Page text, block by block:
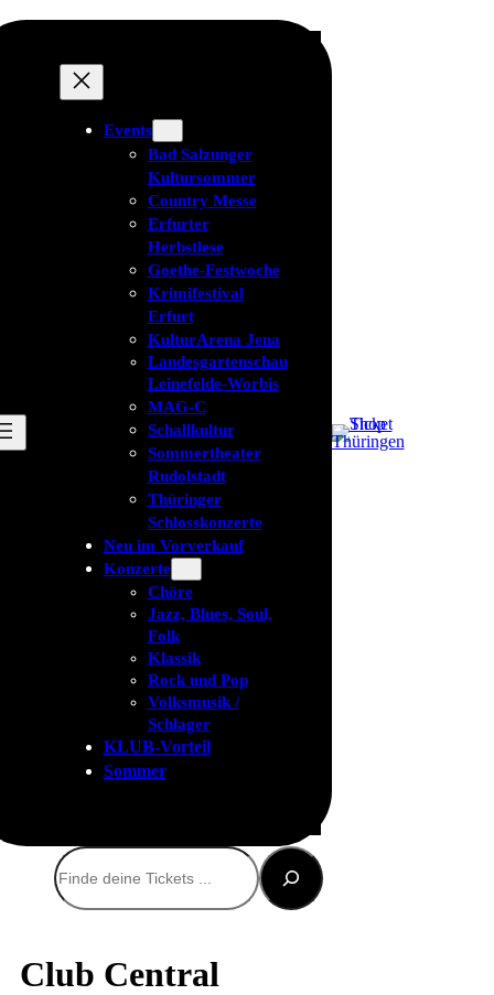
Events
Bad Salzunger
Kultursommer
Country Messe
Erfurter
Herbstlese
Goethe-Festwoche
Krimifestival
Erfurt
KulturArena Jena
Landesgartenschau
Leinefelde-Worbis
MAG-C
Schallkultur
Sommertheater
Rudolstadt
Thüringer
Schlosskonzerte
Neu im Vorverkauf
Konzerte
Chöre
Jazz, Blues, Soul,
Folk
Klassik
Rock und Pop
Volksmusik /
Schlager
KLUB-Vorteil
Sommer
Suchen
Club Central